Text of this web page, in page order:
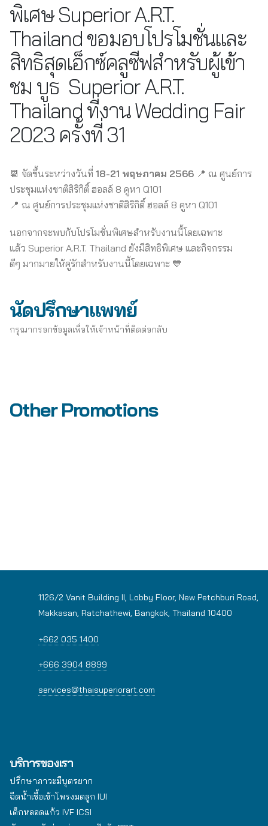
พิเศษ Superior A.R.T.
Thailand ขอมอบโปรโมชั่นและ
สิทธิสุดเอ็กซ์คลูซีฟสำหรับผู้เข้า
ชม บูธ Superior A.R.T.
Thailand ที่งาน Wedding Fair
2023 ครั้งที่ 31
📆 จัดขึ้นระหว่างวันที่ 18-21 พฤษภาคม 2566 📍 ณ ศูนย์การ
ประชุมแห่งชาติสิริกิติ์ ฮอลล์ 8 คูหา Q101
📍 ณ ศูนย์การประชุมแห่งชาติสิริกิติ์ ฮอลล์ 8 คูหา Q101
นอกจากจะพบกับโปรโมชั่นพิเศษสำหรับงานนี้โดยเฉพาะ
แล้ว Superior A.R.T. Thailand ยังมีสิทธิพิเศษ และกิจกรรม
ดีๆ มากมายให้คู่รักสำหรับงานนี้โดยเฉพาะ 💙
นัดปรึกษาแพทย์
กรุณากรอกข้อมูลเพื่อให้เจ้าหน้าที่ติดต่อกลับ
Other Promotions
ICSI Lite Package
โครโมโซม NGS เพิ่ม 1-2 ตัวอ่อน
อ่านเพิ่มเติม
1126/2 Vanit Building II, Lobby Floor, New Petchburi Road,
Makkasan, Ratchathewi, Bangkok, Thailand 10400
+662 035 1400
+666 3904 8899
services@thaisuperiorart.com
บริการของเรา
ปรึกษาภาวะมีบุตรยาก
ฉีดน้ำเชื้อเข้าโพรงมดลูก IUI
เด็กหลอดแก้ว IVF ICSI